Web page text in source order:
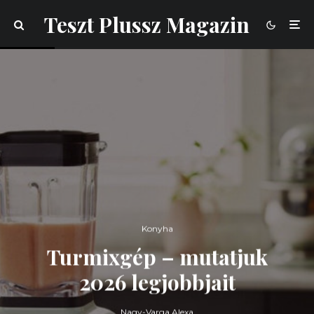
Teszt Plussz Magazin
Konyha
Turmixgép – mutatjuk
2026 legjobbjait
Nagy-Varga Alexa